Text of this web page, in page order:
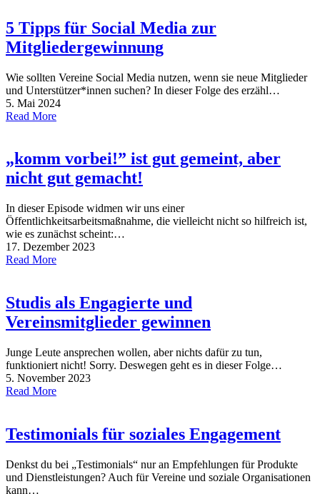
5 Tipps für Social Media zur
Mitgliedergewinnung
Wie sollten Vereine Social Media nutzen, wenn sie neue Mitglieder
und Unterstützer*innen suchen? In dieser Folge des erzähl…
5. Mai 2024
Read More
„komm vorbei!” ist gut gemeint, aber
nicht gut gemacht!
In dieser Episode widmen wir uns einer
Öffentlichkeitsarbeitsmaßnahme, die vielleicht nicht so hilfreich ist,
wie es zunächst scheint:…
17. Dezember 2023
Read More
Studis als Engagierte und
Vereinsmitglieder gewinnen
Junge Leute ansprechen wollen, aber nichts dafür zu tun,
funktioniert nicht! Sorry. Deswegen geht es in dieser Folge…
5. November 2023
Read More
Testimonials für soziales Engagement
Denkst du bei „Testimonials“ nur an Empfehlungen für Produkte
und Dienstleistungen? Auch für Vereine und soziale Organisationen
kann…